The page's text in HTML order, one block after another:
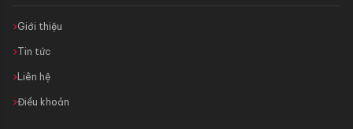
Giới thiệu
Tin tức
Liên hệ
Điều khoản